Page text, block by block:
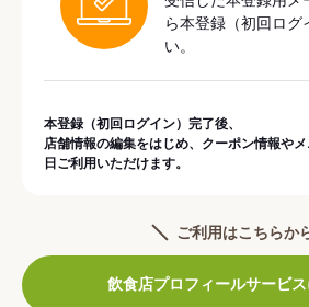
ら本登録（初回ログ
い。
本登録（初回ログイン）完了後、
店舗情報の編集をはじめ、クーポン情報や
日ご利用いただけます。
ご利用はこちらか
飲食店プロフィールサービ